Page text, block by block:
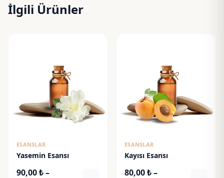
İlgili Ürünler
ESANSLAR
Yasemin Esansı
90,00₺–
ESANSLAR
Kayısı Esansı
80,00₺–